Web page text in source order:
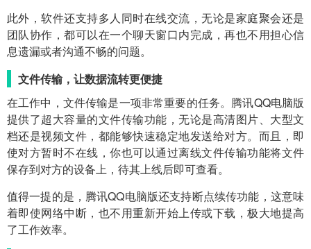
此外，软件还支持多人同时在线交流，无论是家庭聚会还是
团队协作，都可以在一个聊天窗口内完成，再也不用担心信
息遗漏或者沟通不畅的问题。
文件传输，让数据流转更便捷
在工作中，文件传输是一项非常重要的任务。腾讯QQ电脑版
提供了超大容量的文件传输功能，无论是高清图片、大型文
档还是视频文件，都能够快速稳定地发送给对方。而且，即
使对方暂时不在线，你也可以通过离线文件传输功能将文件
保存到对方的设备上，待其上线后即可查看。
值得一提的是，腾讯QQ电脑版还支持断点续传功能，这意味
着即使网络中断，也不用重新开始上传或下载，极大地提高
了工作效率。